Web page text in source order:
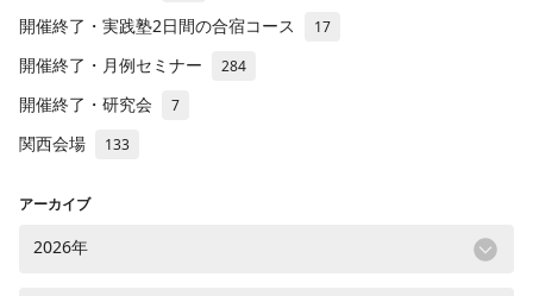
開催終了・実践塾2日間の合宿コース 17
開催終了・月例セミナー 284
開催終了・研究会 7
関西会場 133
アーカイブ
2026年